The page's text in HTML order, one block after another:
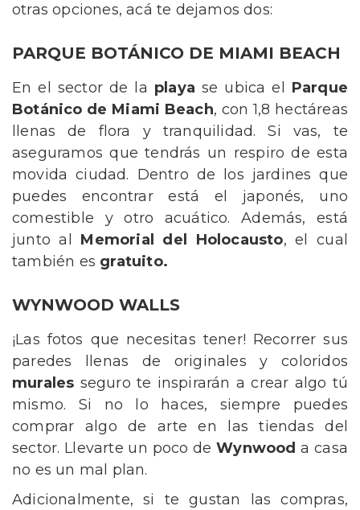
otras opciones, acá te dejamos dos:
PARQUE BOTÁNICO DE MIAMI BEACH
En el sector de la playa se ubica el Parque
Botánico de Miami Beach, con 1,8 hectáreas
llenas de flora y tranquilidad. Si vas, te
aseguramos que tendrás un respiro de esta
movida ciudad. Dentro de los jardines que
puedes encontrar está el japonés, uno
comestible y otro acuático. Además, está
junto al Memorial del Holocausto, el cual
también es gratuito.
WYNWOOD WALLS
¡Las fotos que necesitas tener! Recorrer sus
paredes llenas de originales y coloridos
murales seguro te inspirarán a crear algo tú
mismo. Si no lo haces, siempre puedes
comprar algo de arte en las tiendas del
sector. Llevarte un poco deWynwood a casa
no es un mal plan.
Adicionalmente, si te gustan las compras,